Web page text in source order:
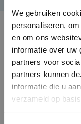
We gebruiken
personaliseren,
en om ons
informatie over uw
partners voor
partners kunnen
informatie die u
verzameld op
Wird
Der
sich
reagiert